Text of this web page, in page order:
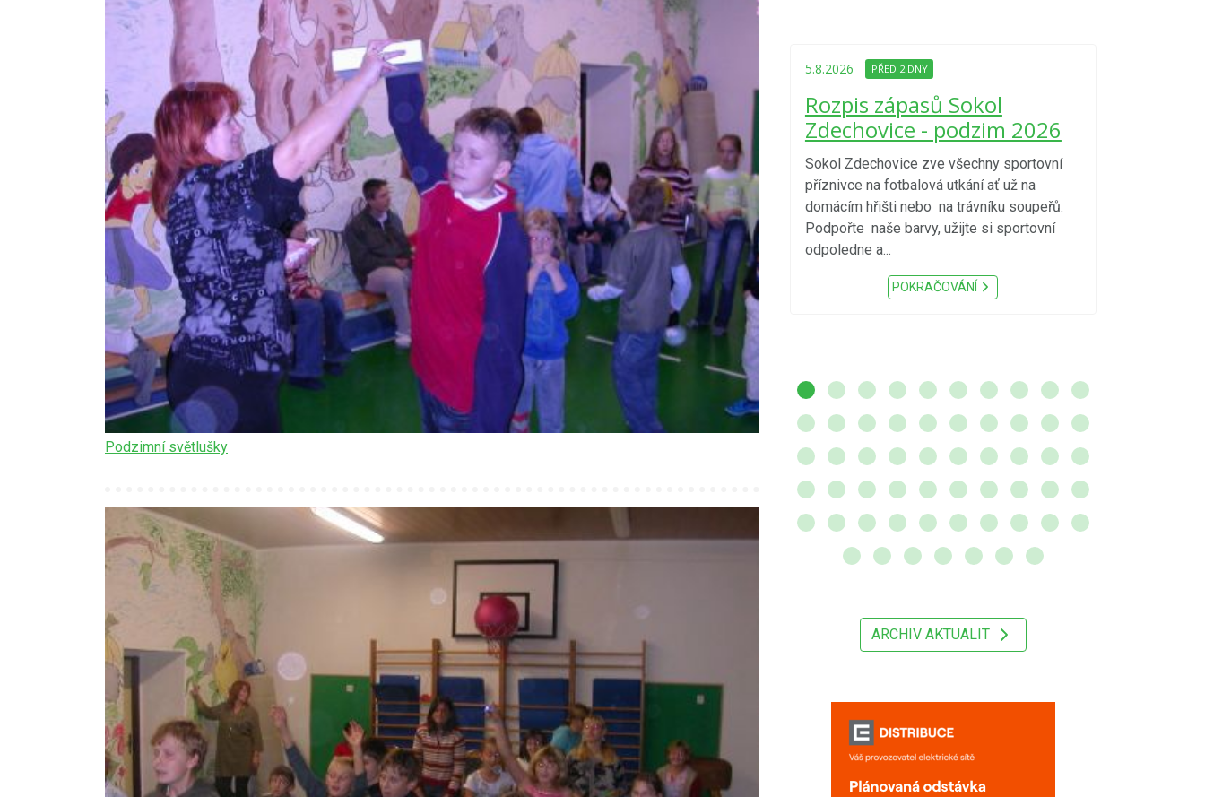
Podzimní světlušky
18.8.2021 PŘED 1815 DNY
Videokronika: Zdechovický
minifestival 7.8.2021
https://www.youtube.com/watch?
v=rPoqutfOmZo
POKRAČOVÁNÍ
18.12.2019 PŘED 2424 DNY
Nová videa ve videokronice
Do videokroniky jsme přidali nová videa z
událostí konaných v posledních dnech -
Betlémského zpívání a oslav Dne úcty ke
stáří.
POKRAČOVÁNÍ
5.8.2026 PŘED 2 DNY
Rozpis zápasů Sokol
Zdechovice - podzim 2026
Sokol Zdechovice zve všechny sportovní
příznivce na fotbalová utkání ať už na
domácím hřišti nebo na trávníku soupeřů.
Podpořte naše barvy, užijte si sportovní
odpoledne a...
POKRAČOVÁNÍ
ARCHIV AKTUALIT